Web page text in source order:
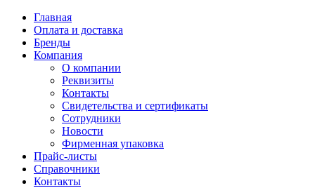
Главная
Оплата и доставка
Бренды
Компания
О компании
Реквизиты
Контакты
Свидетельства и сертификаты
Сотрудники
Новости
Фирменная упаковка
Прайс-листы
Справочники
Контакты